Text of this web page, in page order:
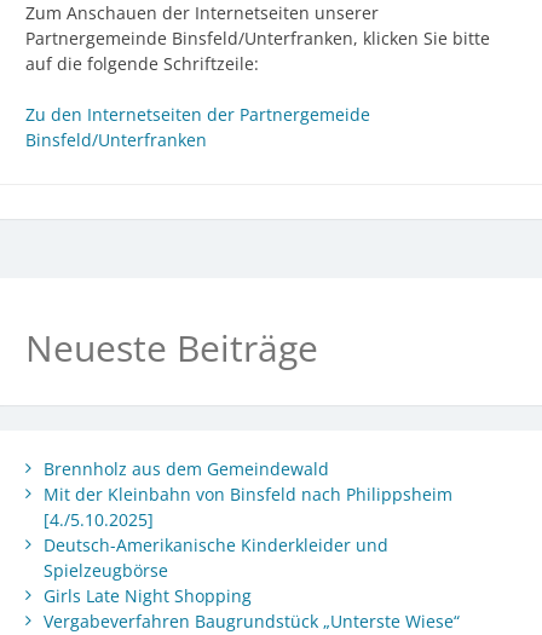
Zum Anschauen der Internetseiten unserer
Partnergemeinde Binsfeld/Unterfranken, klicken Sie bitte
auf die folgende Schriftzeile:
Zu den Internetseiten der Partnergemeide
Binsfeld/Unterfranken
Neueste Beiträge
Brennholz aus dem Gemeindewald
Mit der Kleinbahn von Binsfeld nach Philippsheim
[4./5.10.2025]
Deutsch-Amerikanische Kinderkleider und
Spielzeugbörse
Girls Late Night Shopping
Vergabeverfahren Baugrundstück „Unterste Wiese“